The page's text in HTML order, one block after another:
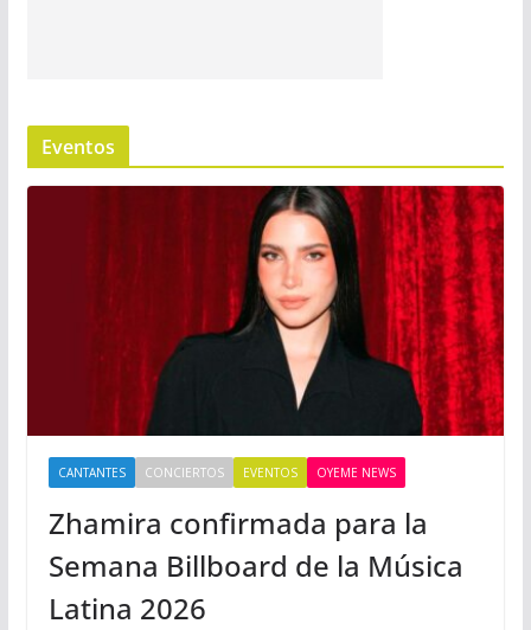
Eventos
CANTANTES CONCIERTOS EVENTOS OYEME NEWS
Zhamira confirmada para la
Semana Billboard de la Música
Latina 2026